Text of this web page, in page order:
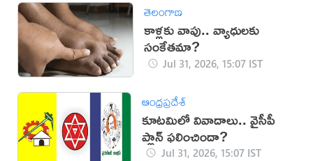
తెలంగాణ
కాళ్లకు వాపు.. వ్యాధులకు
సంకేతమా?
Jul 31, 2026, 15:07 IST
ఆంధ్రప్రదేశ్
కూట‌మిలో వివాదాలు.. వైసీపీ
ప్లాన్ ఫలించిందా?
Jul 31, 2026, 15:07 IST